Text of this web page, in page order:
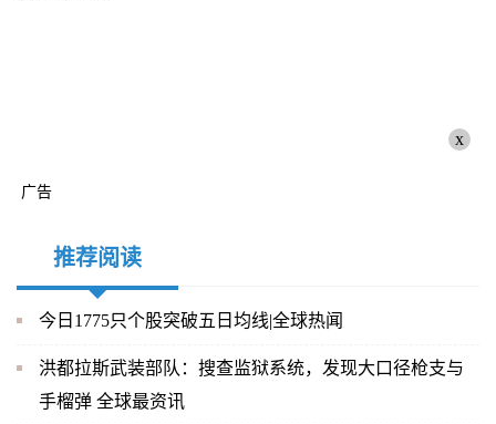
x
广告
推荐阅读
今日1775只个股突破五日均线|全球热闻
洪都拉斯武装部队：搜查监狱系统，发现大口径枪支与
手榴弹 全球最资讯